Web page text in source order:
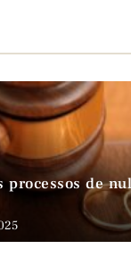
processos de